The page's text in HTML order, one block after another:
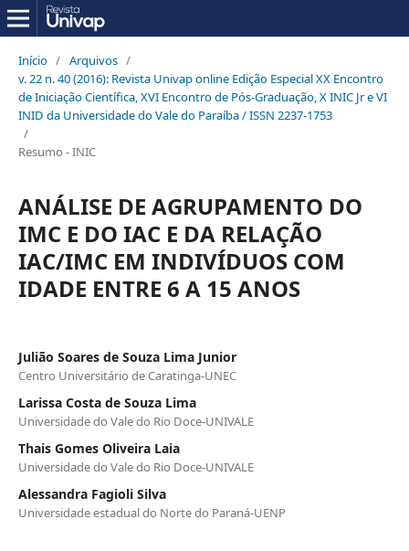
Início / Arquivos /
v. 22 n. 40 (2016): Revista Univap online Edição Especial XX Encontro
de Iniciação Científica, XVI Encontro de Pós-Graduação, X INIC Jr e VI
INID da Universidade do Vale do Paraíba / ISSN 2237-1753
/
Resumo - INIC
ANÁLISE DE AGRUPAMENTO DO
IMC E DO IAC E DA RELAÇÃO
IAC/IMC EM INDIVÍDUOS COM
IDADE ENTRE 6 A 15 ANOS
Julião Soares de Souza Lima Junior
Centro Universitário de Caratinga-UNEC
Larissa Costa de Souza Lima
Universidade do Vale do Rio Doce-UNIVALE
Thais Gomes Oliveira Laia
Universidade do Vale do Rio Doce-UNIVALE
Alessandra Fagioli Silva
Universidade estadual do Norte do Paraná-UENP